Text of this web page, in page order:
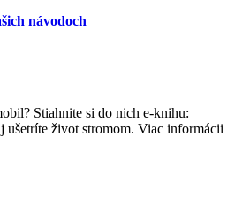
návodoch
Stiahnite si do nich e-knihu:
ušetríte život stromom. Viac informácii